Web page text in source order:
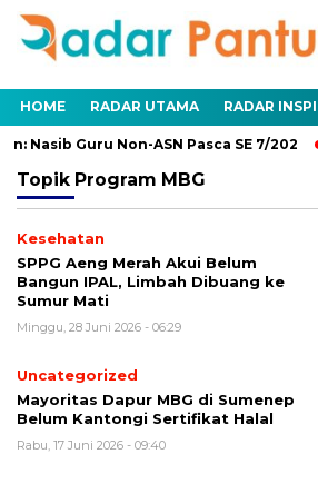
HOME RADAR UTAMA RADAR
Nasib Guru Non-ASN Pasca SE 7/202
Topik Program MBG
Kesehatan
SPPG Aeng Merah Akui Belum
Bangun IPAL, Limbah Dibuang ke
Sumur Mati
Minggu, 28 Juni 2026 - 06:29
Uncategorized
Mayoritas Dapur MBG di Sumenep
Belum Kantongi Sertifikat Halal
Rabu, 17 Juni 2026 - 09:40